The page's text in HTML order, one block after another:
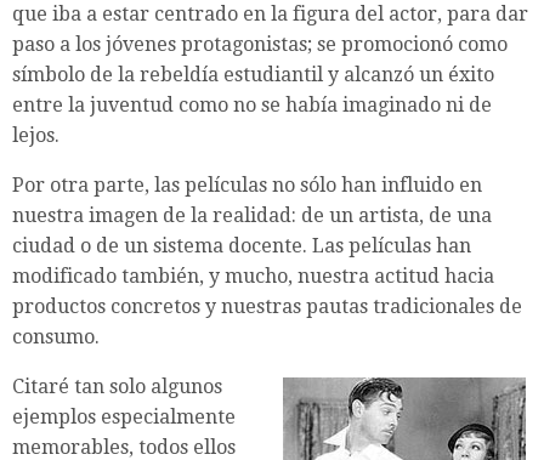
que iba a estar centrado en la figura del actor, para dar
paso a los jóvenes protagonistas; se promocionó como
símbolo de la rebeldía estudiantil y alcanzó un éxito
entre la juventud como no se había imaginado ni de
lejos.
Por otra parte, las películas no sólo han influido en
nuestra imagen de la realidad: de un artista, de una
ciudad o de un sistema docente. Las películas han
modificado también, y mucho, nuestra actitud hacia
productos concretos y nuestras pautas tradicionales de
consumo.
Citaré tan solo algunos
ejemplos especialmente
memorables, todos ellos